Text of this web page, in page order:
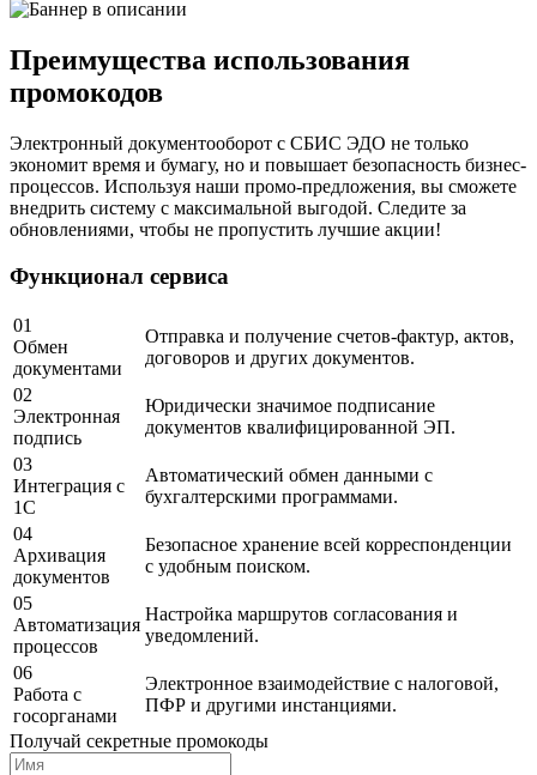
Преимущества использования
промокодов
Электронный документооборот с СБИС ЭДО не только
экономит время и бумагу, но и повышает безопасность бизнес-
процессов. Используя наши промо-предложения, вы сможете
внедрить систему с максимальной выгодой. Следите за
обновлениями, чтобы не пропустить лучшие акции!
Функционал сервиса
01
Обмен
документами
Отправка и получение счетов-фактур, актов,
договоров и других документов.
02
Электронная
подпись
Юридически значимое подписание
документов квалифицированной ЭП.
03
Интеграция с
1С
Автоматический обмен данными с
бухгалтерскими программами.
04
Архивация
документов
Безопасное хранение всей корреспонденции
с удобным поиском.
05
Автоматизация
процессов
Настройка маршрутов согласования и
уведомлений.
06
Работа с
госорганами
Электронное взаимодействие с налоговой,
ПФР и другими инстанциями.
Получай секретные промокоды